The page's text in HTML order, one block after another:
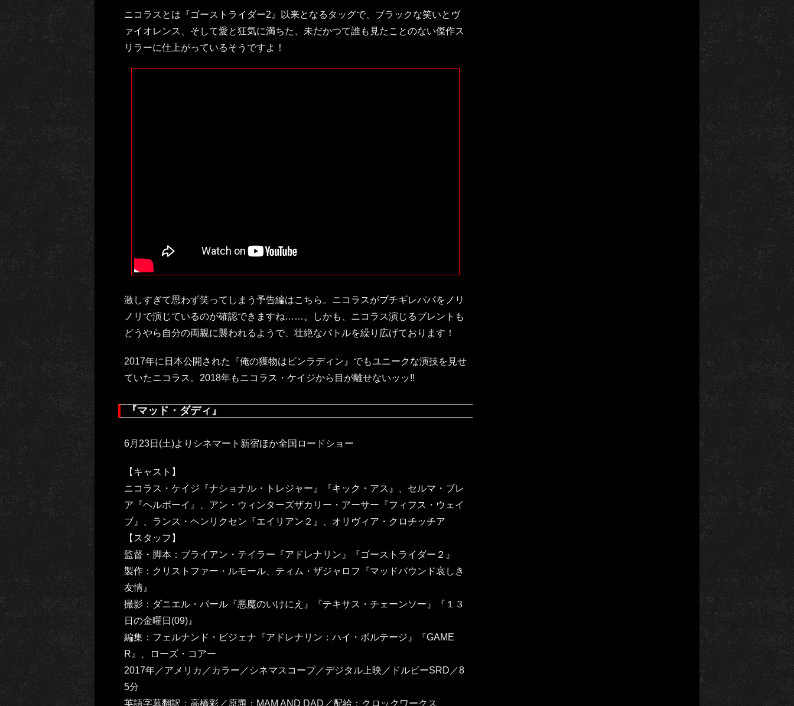
ニコラスとは『ゴーストライダー2』以来となるタッグで、ブラックな笑いとヴ
ァイオレンス、そして愛と狂気に満ちた、未だかつて誰も見たことのない傑作ス
リラーに仕上がっているそうですよ！
激しすぎて思わず笑ってしまう予告編はこちら。ニコラスがブチギレパパをノリ
ノリで演じているのが確認できますね……。しかも、ニコラス演じるブレントも
どうやら自分の両親に襲われるようで、壮絶なバトルを繰り広げております！
2017年に日本公開された『俺の獲物はビンラディン』でもユニークな演技を見せ
ていたニコラス。2018年もニコラス・ケイジから目が離せないッッ!!
『マッド・ダディ』
6月23日(土)よりシネマート新宿ほか全国ロードショー
【キャスト】
ニコラス・ケイジ『ナショナル・トレジャー』『キック・アス』、セルマ・ブレ
ア『ヘルボーイ』、アン・ウィンターズザカリー・アーサー『フィフス・ウェイ
ブ』、ランス・ヘンリクセン『エイリアン２』、オリヴィア・クロチッチア
【スタッフ】
監督・脚本：ブライアン・テイラー『アドレナリン』『ゴーストライダー２』
製作：クリストファー・ルモール、ティム・ザジャロフ『マッドバウンド哀しき
友情』
撮影：ダニエル・パール『悪魔のいけにえ』『テキサス・チェーンソー』『１３
日の金曜日(09)』
編集：フェルナンド・ビジェナ『アドレナリン：ハイ・ボルテージ』『GAME
R』、ローズ・コアー
2017年／アメリカ／カラー／シネマスコープ／デジタル上映／ドルビーSRD／8
5分
英語字幕翻訳：高橋彩／原題：MAM AND DAD／配給：クロックワークス